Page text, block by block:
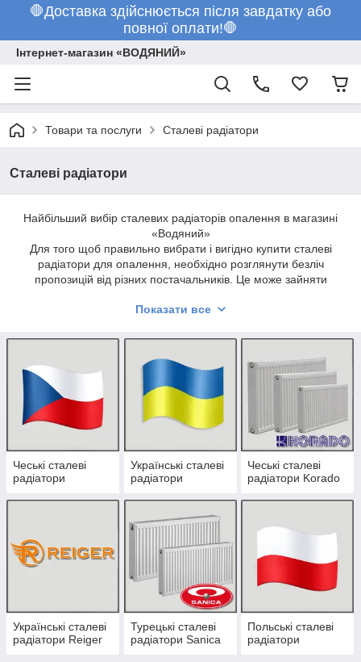
🛑Доставка здійснюється після завдатку або
повної оплати!🛑
Інтернет-магазин «ВОДЯНИЙ»
Товари та послуги Сталеві радіатори
Сталеві радіатори
Найбільший вибір сталевих радіаторів опалення в магазині
«Водяний»
Для того щоб правильно вибрати і вигідно купити сталеві
радіатори для опалення, необхідно розглянути безліч
пропозицій від різних постачальників. Це може зайняти
«Водяний», де представлені сталеві радіатори українського,
Показати все
Чеські сталеві
радіатори
Українські сталеві
радіатори
Чеські сталеві
радіатори Korado
Українські сталеві
радіатори Reiger
Турецькі сталеві
радіатори Sanica
Польські сталеві
радіатори